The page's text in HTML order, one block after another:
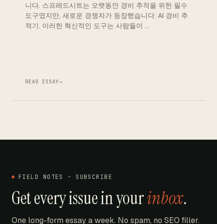
니다. 스프레드시트는 오랫동안 경비 추적을 위한 필수
도구였지만, 새로운 경쟁자가 등장했습니다: AI 경비 추
적기. 이러한 혁신적인 도구는 사람들이 …
READ ESSAY→
FIELD NOTES - SUBSCRIBE
Get every issue in yourinbox.
One long-form essay a week. No spam, no SEO filler.